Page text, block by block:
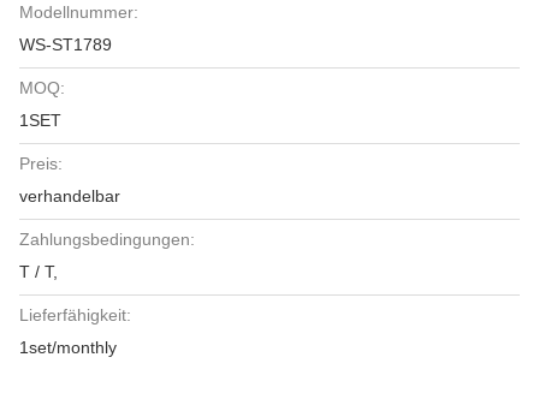
Modellnummer:
WS-ST1789
MOQ:
1SET
Preis:
verhandelbar
Zahlungsbedingungen:
T / T,
Lieferfähigkeit:
1set/monthly